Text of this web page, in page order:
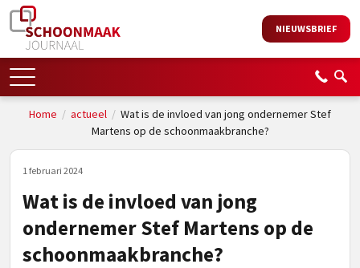
NIEUWSBRIEF
Home / actueel / Wat is de invloed van jong ondernemer Stef
Martens op de schoonmaakbranche?
1 februari 2024
Wat is de invloed van jong
ondernemer Stef Martens op de
schoonmaakbranche?